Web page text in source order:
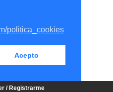
politica_cookies
Acepto
/ Registrarme